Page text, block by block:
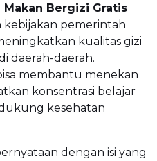
Makan Bergizi Gratis
kebijakan pemerintah
kualitas gizi
daerah-daerah.
membantu menekan
konsentrasi belajar
kesehatan
dengan isi yang